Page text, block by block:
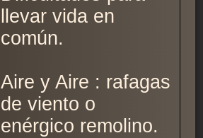
llevar vida en
común.
Aire y Aire : rafagas
de viento o
enérgico remolino.